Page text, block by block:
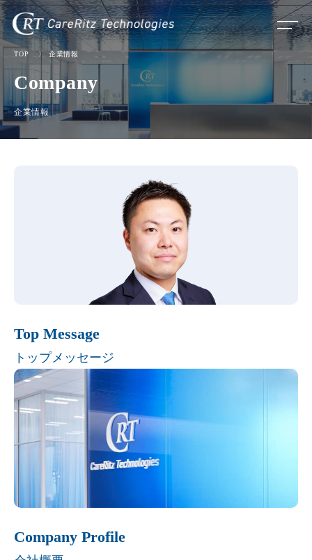
TOP 〉 企業情報
Company
企業情報
Top Message
トップメッセージ
Company Profile